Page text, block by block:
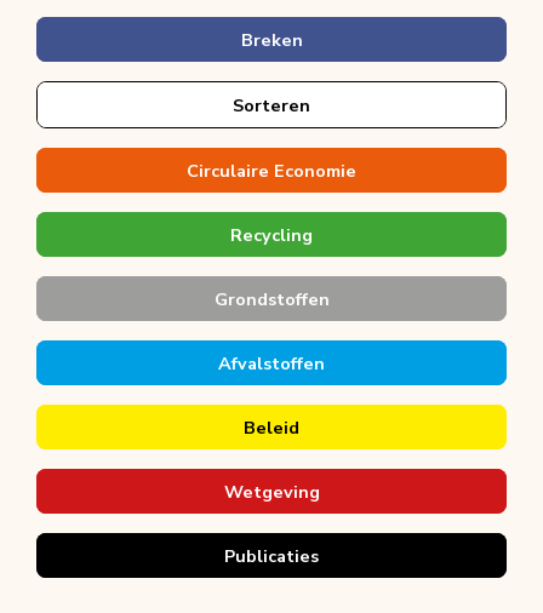
Breken
Sorteren
Circulaire Economie
Recycling
Grondstoffen
Afvalstoffen
Beleid
Wetgeving
Publicaties